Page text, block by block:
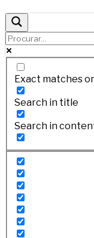
Exact matches
Search in title
Search in